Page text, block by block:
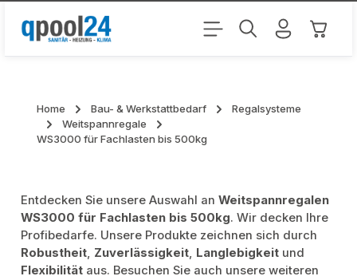
Zum Hauptinhalt springen
Home Bau- & Werkstattbedarf
Regalsysteme
Weitspannregale
WS3000 für Fachlasten bis 500kg
Entdecken Sie unsere Auswahl anWeitspannregalen
WS3000 für Fachlasten bis 500kg. Wir decken Ihre
Profibedarfe. Unsere Produkte zeichnen sich durch
Robustheit, Zuverlässigkeit, Langlebigkeit und
Flexibilität aus. Besuchen Sie auch unsere weiteren